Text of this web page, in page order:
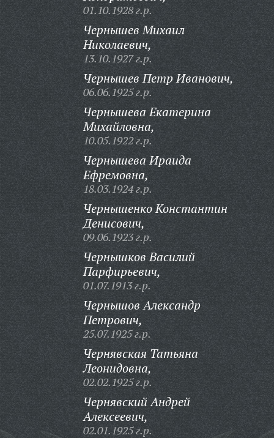
01.10.1928 г.р.
Чернышев Михаил
Николаевич,
13.10.1927 г.р.
Чернышев Петр Иванович,
06.06.1925 г.р.
Чернышева Екатерина
Михайловна,
10.05.1922 г.р.
Чернышева Ираида
Ефремовна,
18.03.1924 г.р.
Чернышенко Константин
Денисович,
09.06.1923 г.р.
Чернышков Василий
Парфирьевич,
01.07.1913 г.р.
Чернышов Александр
Петрович,
25.07.1925 г.р.
Чернявская Татьяна
Леонидовна,
02.02.1925 г.р.
Чернявский Андрей
Алексеевич,
02.01.1925 г.р.